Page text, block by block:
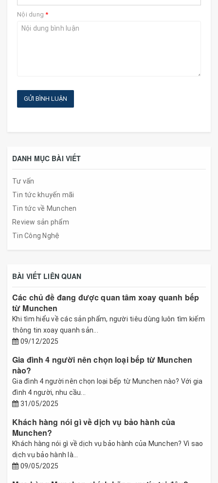
Nội dung*
GỬI BÌNH LUẬN
DANH MỤC BÀI VIẾT
Tư vấn
Tin tức khuyến mãi
Tin tức về Munchen
Review sản phẩm
Tin Công Nghệ
BÀI VIẾT LIÊN QUAN
Các chủ đề đang được quan tâm xoay quanh bếp
từ Munchen
Khi tìm hiểu về các sản phẩm, người tiêu dùng luôn tìm kiếm
thông tin xoay quanh sản...
09/12/2025
Gia đình 4 người nên chọn loại bếp từ Munchen
nào?
Gia đình 4 người nên chọn loại bếp từ Munchen nào? Với gia
đình 4 người, nhu cầu...
31/05/2025
Khách hàng nói gì về dịch vụ bảo hành của
Munchen?
Khách hàng nói gì về dịch vụ bảo hành của Munchen? Vì sao
dịch vụ bảo hành là...
09/05/2025